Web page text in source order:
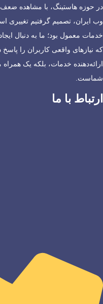
در حوزه هاستینگ، با مشاهده
وب ایران، تصمیم گرفتیم تغییری
خدمات معمول بود؛ ما به دنبال
که نیازهای واقعی کاربران را
ارائه‌دهنده خدمات، بلکه یک
شماست.
ارتباط با ما